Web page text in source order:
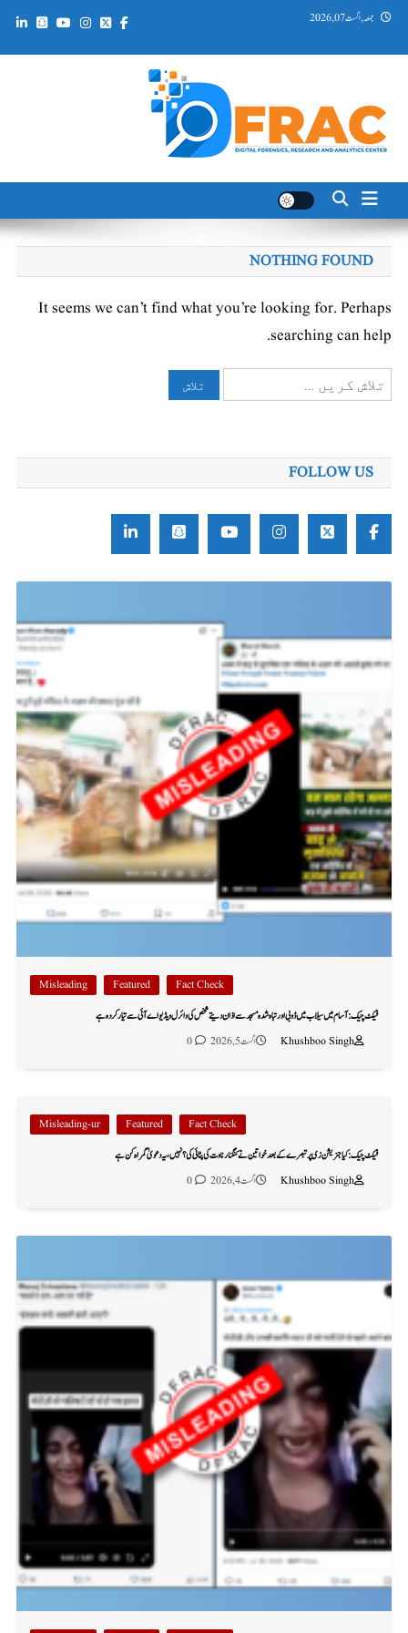
Skip جمعہ, اگست 07, 2026
DFRAC_ORG
NOTHING FOUND
It seems we can’t find what you’re looking for. Perhaps
searching can help.
تلاش
کریں
FOLLOW US
Fact Check
Featured
Misleading
فیکٹ چیک: آسام میں سیلاب میں ڈوبی اور تباہ شدہ مسجد سے اذان دیتے شخص کی وائرل ویڈیو اے آئی سے تیار کردہ ہے
Khushboo Singh
اگست 5, 2026 0
Fact Check
Featured
Misleading-ur
فیکٹ چیک: کیا جنریشن زی پر تبصرے کے بعد خواتین نے کنگنا رناوت کی پٹائی کی؟ نہیں، یہ دعویٰ گمراہ کن ہے
Khushboo Singh
اگست 4, 2026 0